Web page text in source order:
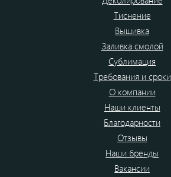
Тиснение
Вышивка
Заливка смолой
Сублимация
Требования и сроки
О компании
Наши клиенты
Благодарности
Отзывы
Наши бренды
Вакансии